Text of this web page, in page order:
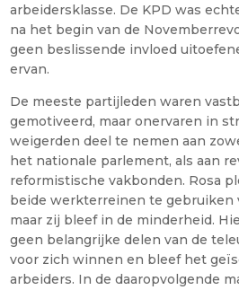
arbeidersklasse. De KPD was
na het begin van de
geen beslissende invloed
ervan.
De meeste partijleden waren
gemotiveerd, maar onervaren in
weigerden deel te nemen aan
het nationale parlement, als aan
reformistische vakbonden. Rosa
beide werkterreinen te gebruiken
maar zij bleef in de minderheid.
geen belangrijke delen van de
voor zich winnen en bleef het
arbeiders. In de daaropvolgende